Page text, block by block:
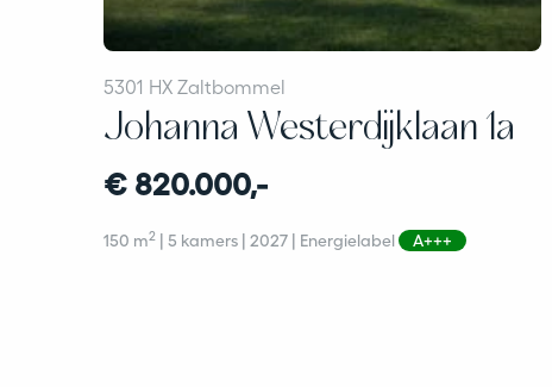
5301 HX Zaltbommel
Johanna Westerdijklaan 1a
€ 820.000,-
150 m2| 5 kamers | 2027 | Energielabel A+++